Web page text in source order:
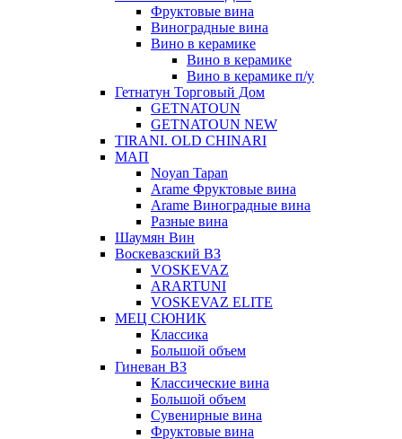
Фруктовые вина
Виноградные вина
Вино в керамике
Вино в керамике
Вино в керамике п/у
Гетнатун Торговый Дом
GETNATOUN
GETNATOUN NEW
TIRANI. OLD CHINARI
МАП
Noyan Tapan
Arame Фруктовые вина
Arame Виноградные вина
Разные вина
Шаумян Вин
Воскевазский ВЗ
VOSKEVAZ
ARARTUNI
VOSKEVAZ ELITE
МЕЦ СЮНИК
Классика
Большой объем
Гиневан ВЗ
Классические вина
Большой объем
Сувенирные вина
Фруктовые вина